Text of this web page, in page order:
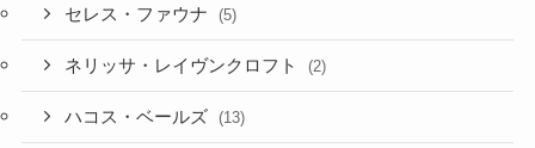
セレス・ファウナ (5)
ネリッサ・レイヴンクロフト (2)
ハコス・ベールズ (13)